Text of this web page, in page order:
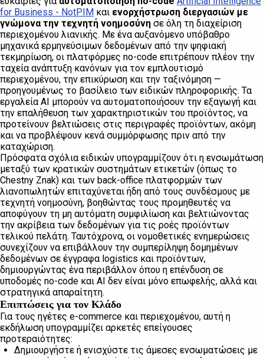
for Business - NotPIM και ενορχήστρωση διεργασιών με
γνώμονα την τεχνητή νοημοσύνη σε όλη τη διαχείριση
περιεχομένου λιανικής. Με ένα αυξανόμενο υπόβαθρο
μηχανικά ερμηνεύσιμων δεδομένων από την ψηφιακή
τεκμηρίωση, οι πλατφόρμες no-code επιτρέπουν πλέον την
ταχεία ανάπτυξη κανόνων για τον εμπλουτισμό
περιεχομένου, την επικύρωση και την ταξινόμηση —
προηγουμένως το βασίλειο των ειδικών πληροφορικής. Τα
εργαλεία AI μπορούν να αυτοματοποιήσουν την εξαγωγή και
την επαλήθευση των χαρακτηριστικών του προϊόντος, να
προτείνουν βελτιώσεις στις περιγραφές προϊόντων, ακόμη
και να προβλέψουν κενά συμμόρφωσης πριν από την
καταχώριση.
Πρόσφατα σχόλια ειδικών υπογραμμίζουν ότι η ενσωμάτωση
μεταξύ των κρατικών συστημάτων ετικετών (όπως το
Chestny Znak) και των back-office πλατφορμών των
λιανοπωλητών επιταχύνεται ήδη από τους συνδέσμους με
τεχνητή νοημοσύνη, βοηθώντας τους προμηθευτές να
αποφύγουν τη μη αυτόματη συμφιλίωση και βελτιώνοντας
την ακρίβεια των δεδομένων για τις ροές προϊόντων
τελικού πελάτη. Ταυτόχρονα, οι νομοθετικές ενημερώσεις
συνεχίζουν να επιβάλλουν την συμπερίληψη δομημένων
δεδομένων σε έγγραφα logistics και προϊόντων,
δημιουργώντας ένα περιβάλλον όπου η επένδυση σε
υποδομές no-code και AI δεν είναι μόνο επωφελής, αλλά και
στρατηγικά απαραίτητη.
Επιπτώσεις για τον Κλάδο
Για τους ηγέτες e-commerce και περιεχομένου, αυτή η
εκδήλωση υπογραμμίζει αρκετές επείγουσες
προτεραιότητες:
Δημιουργήστε ή ενισχύστε τις άμεσες ενσωματώσεις με